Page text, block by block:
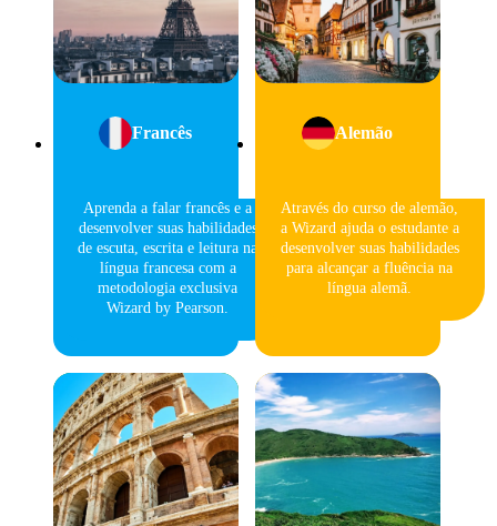
Francês
Aprenda a falar francês e a
desenvolver suas habilidades
de escuta, escrita e leitura na
língua francesa com a
metodologia exclusiva
Wizard by Pearson.
Alemão
Através do curso de alemão,
a Wizard ajuda o estudante a
desenvolver suas habilidades
para alcançar a fluência na
língua alemã.